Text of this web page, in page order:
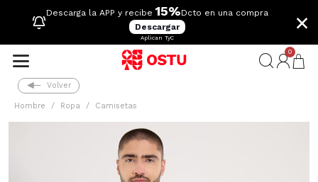
Descarga la APP y recibe 15%Dcto en una compra
Descargar
Aplican TyC
×
0
Volver
Hombre Ropa Camisetas